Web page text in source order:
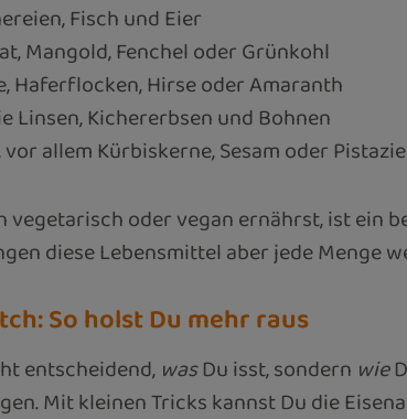
Fisch und Eier
Mangold, Fenchel oder Grünkohl
Haferflocken, Hirse oder Amaranth
Linsen, Kichererbsen und Bohnen
allem Kürbiskerne, Sesam oder
vegetarisch oder vegan ernährst, ist ein
diese Lebensmittel aber jede Menge
So holst Du mehr raus
entscheidend, wasDu isst, sondern wie
Mit kleinen Tricks kannst Du die